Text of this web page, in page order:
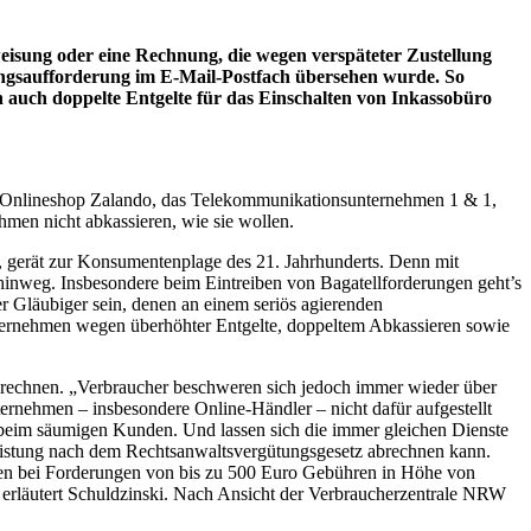
oder eine Rechnung, die wegen verspäteter Zustellung
im E-Mail-Postfach übersehen wurde. So
doppelte Entgelte für das Einschalten von Inkassobüro
Zalando, das Telekommunikationsunternehmen 1 & 1,
nicht abkassieren, wie sie wollen.
zur Konsumentenplage des 21. Jahrhunderts. Denn mit
Insbesondere beim Eintreiben von Bagatellforderungen geht’s
sein, denen an einem seriös agierenden
wegen überhöhter Entgelte, doppeltem Abkassieren sowie
„Verbraucher beschweren sich jedoch immer wieder über
– insbesondere Online-Händler – nicht dafür aufgestellt
säumigen Kunden. Und lassen sich die immer gleichen Dienste
nach dem Rechtsanwaltsvergütungsgesetz abrechnen kann.
bei Forderungen von bis zu 500 Euro Gebühren in Höhe von
Schuldzinski. Nach Ansicht der Verbraucherzentrale NRW